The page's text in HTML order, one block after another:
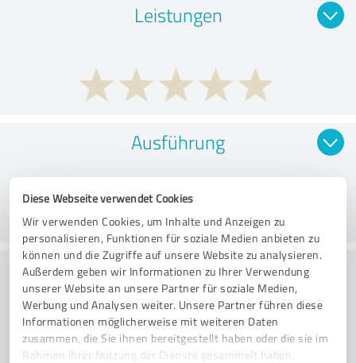
Diese Webseite verwendet Cookies
Wir verwenden Cookies, um Inhalte und Anzeigen zu
personalisieren, Funktionen für soziale Medien anbieten zu
können und die Zugriffe auf unsere Website zu analysieren.
Außerdem geben wir Informationen zu Ihrer Verwendung
unserer Website an unsere Partner für soziale Medien,
Werbung und Analysen weiter. Unsere Partner führen diese
Informationen möglicherweise mit weiteren Daten
zusammen, die Sie ihnen bereitgestellt haben oder die sie im
Rahmen Ihrer Nutzung der Dienste gesammelt haben.
Leistungen
Ausführung
Beratung